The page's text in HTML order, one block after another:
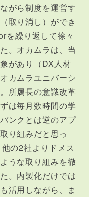
がら制度を運営す
取り消し）ができ
を繰り返して徐々
。オカムラは、当
があり（DX人材
カムラユニバーシ
所属長の意識改革
は毎月数時間の学
ンクとは逆のアプ
り組みだと思っ
の2社よりドメス
うな取り組みを徹
。内製化だけでは
活用しながら、ま